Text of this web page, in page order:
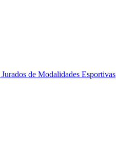
Jurados de Modalidades Esportivas